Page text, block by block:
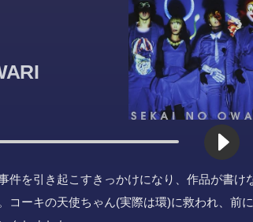
件を引き起こすきっかけになり、作品が書け
コーキの天使ちゃん(実際は環)に救われ、前